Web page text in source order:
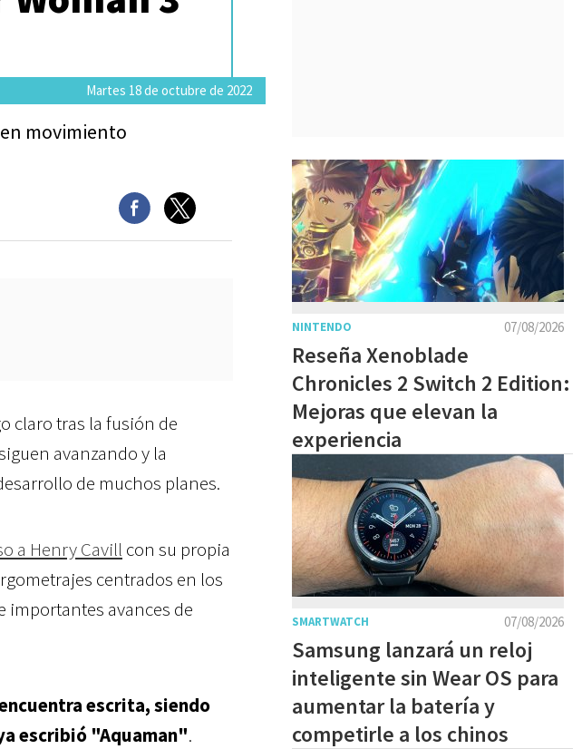
Martes 18 de octubre de 2022
en movimiento
claro tras la fusión de
avanzando y la
de muchos planes.
a Henry Cavill con su propia
centrados en los
importantes avances de
escrita, siendo
escribió "Aquaman".
07/08/2026
NINTENDO
Reseña Xenoblade
Chronicles 2 Switch 2 Edition:
Mejoras que elevan la
experiencia
07/08/2026
SMARTWATCH
Samsung lanzará un reloj
inteligente sin Wear OS para
aumentar la batería y
competirle a los chinos